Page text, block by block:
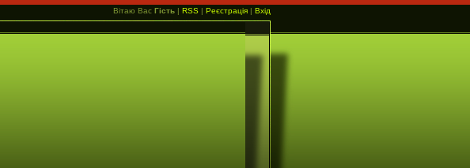
Вітаю Вас Гість | RSS | Реєстрація | Вхід